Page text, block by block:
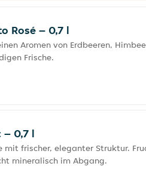
Rosé – 0,7 l
Aromen von Erdbeeren,
Frische.
– 0,7 l
mit frischer, eleganter Struktur.
mineralisch im Abgang.